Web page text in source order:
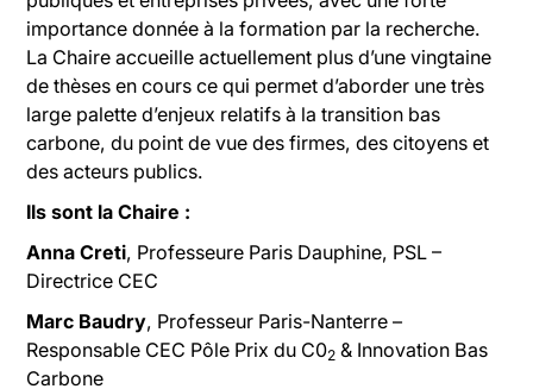
importance donnée à la formation par la recherche.
La Chaire accueille actuellement plus d’une vingtaine
de thèses en cours ce qui permet d’aborder une très
large palette d’enjeux relatifs à la transition bas
carbone, du point de vue des firmes, des citoyens et
des acteurs publics.
Ils sont la Chaire :
Anna Creti, Professeure Paris Dauphine, PSL –
Directrice CEC
Marc Baudry, Professeur Paris-Nanterre –
Responsable CEC Pôle Prix du C02 & Innovation Bas
Carbone